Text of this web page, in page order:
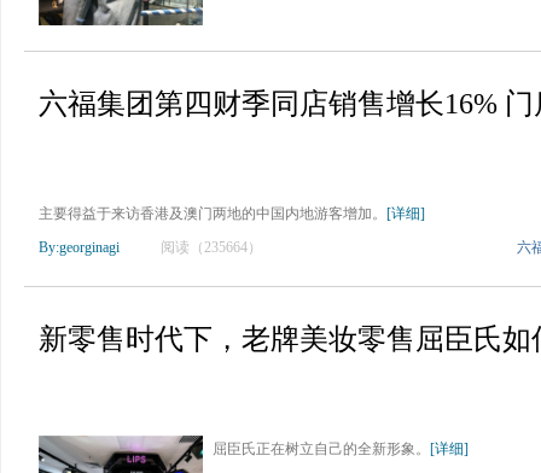
六福集团第四财季同店销售增长16% 门
主要得益于来访香港及澳门两地的中国内地游客增加。 [详细]
By:georginagi
阅读（235664） 六
新零售时代下，老牌美妆零售屈臣氏如
屈臣氏正在树立自己的全新形象。 [详细]